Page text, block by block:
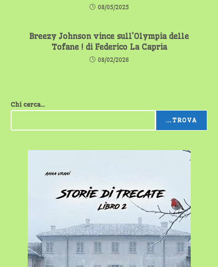
08/05/2025
Breezy Johnson vince sull’Olympia delle
Tofane ! di Federico La Capria
08/02/2026
Chi cerca...
...TROVA